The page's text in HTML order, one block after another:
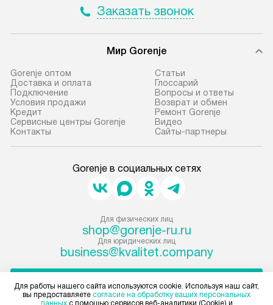
Заказать звонок
Мир Gorenje
Gorenje оптом
Доставка и оплата
Подключение
Условия продажи
Кредит
Сервисные центры Gorenje
Контакты
Cтатьи
Глоссарий
Вопросы и ответы
Возврат и обмен
Ремонт Gorenje
Видео
Сайты-партнеры
Gorenje в социальных сетях
Для физических лиц
shop@gorenje-ru.ru
Для юридических лиц
business@kvalitet.company
Для работы нашего сайта используются cookie. Используя наш сайт,
вы предоставляете согласие на обработку ваших персональных
данных с помощью сервисов веб-аналитики (Cookie) и